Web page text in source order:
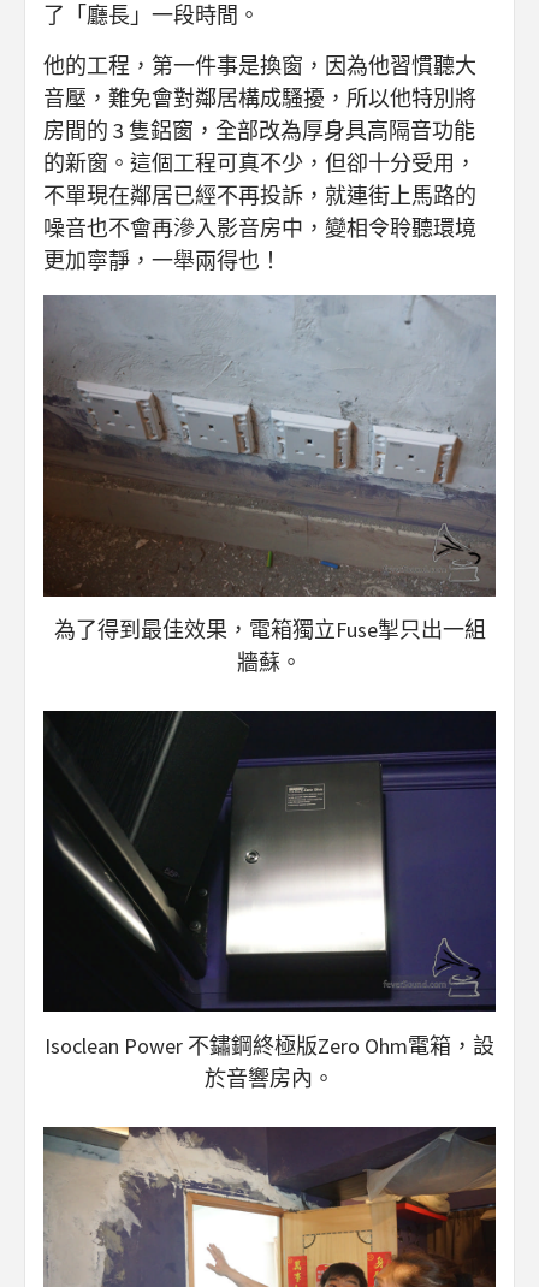
了「廳長」一段時間。
他的工程，第一件事是換窗，因為他習慣聽大
音壓，難免會對鄰居構成騷擾，所以他特別將
房間的 3 隻鋁窗，全部改為厚身具高隔音功能
的新窗。這個工程可真不少，但卻十分受用，
不單現在鄰居已經不再投訴，就連街上馬路的
噪音也不會再滲入影音房中，變相令聆聽環境
更加寧靜，一舉兩得也！
為了得到最佳效果，電箱獨立Fuse掣只出一組
牆蘇。
Isoclean Power 不鏽鋼終極版Zero Ohm電箱，設
於音響房內。